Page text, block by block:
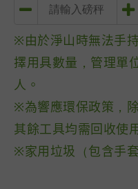
※由於淨山時無法手
擇用具數量，管理單
人。
※為響應環保政策，
其餘工具均需回收使
※家用垃圾（包含手